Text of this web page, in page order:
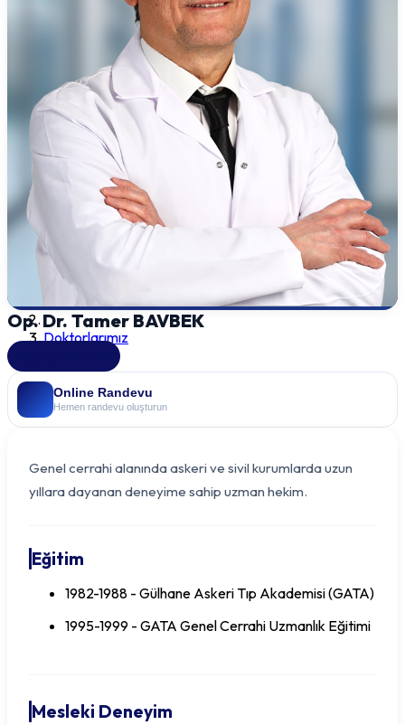
Doktorlarımız
Op. Dr. Tamer BAVBEK
Op. Dr. Tamer BAVBEK
Online Randevu
Hemen randevu oluşturun
Genel cerrahi alanında askeri ve sivil kurumlarda uzun
yıllara dayanan deneyime sahip uzman hekim.
Eğitim
1982-1988 - Gülhane Askeri Tıp Akademisi (GATA)
1995-1999 - GATA Genel Cerrahi Uzmanlık Eğitimi
Mesleki Deneyim